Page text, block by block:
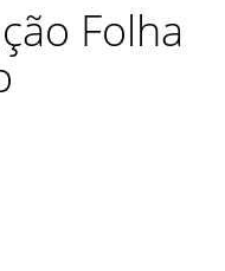
Folha